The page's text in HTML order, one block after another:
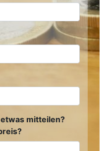
mitteilen?